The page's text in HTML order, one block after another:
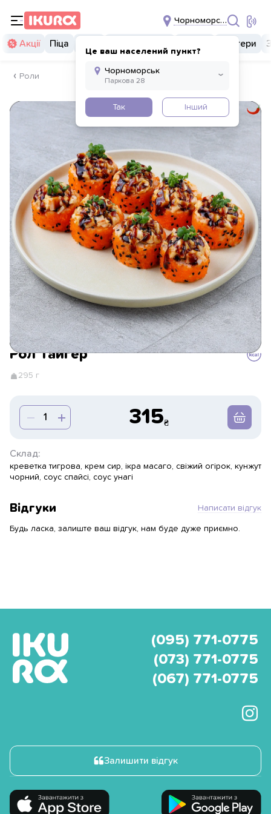
Чорноморськ
Це ваш населений пункт?
Так Інший
Акції Піца Бургери
Роли
Рол Тайгер
295 г
315
Склад:
креветка тигрова, крем сир, ікра масаго, свіжий огірок, кунжут
чорний, соус спайсі, соус унагі
Відгуки Написати відгук
Будь ласка, залиште ваш відгук, нам буде дуже приємно.
(095) 771-0775
(073) 771-0775
(067) 771-0775
Залишити відгук